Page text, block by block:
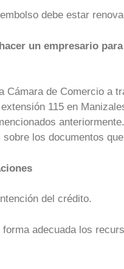
debe estar
un empresario
Cámara de Comercio a
115 en
sobre los documentos
del crédito.
adecuada los